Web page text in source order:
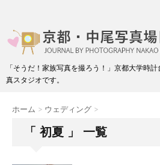
「そうだ！家族写真を撮ろう！」京都大学時
真スタジオです。
ホーム > ウェディング >
「 初夏 」 一覧